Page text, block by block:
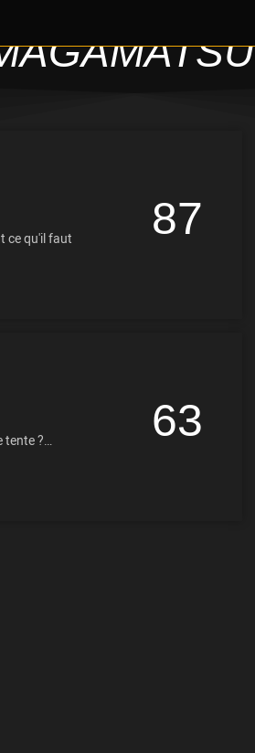
ce qu'il faut
87
tente ?… 63